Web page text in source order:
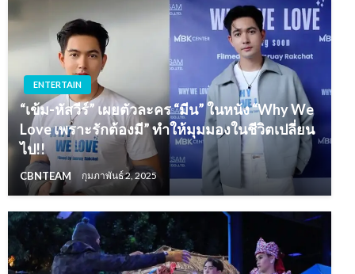
ENTERTAIN
“เข้ม-หัสวีร์” เผยตัวละคร “มีน” ในหนัง “Why We
Love เพราะรักต้องมี” ทำให้มุมมองในชีวิตเปลี่ยน
ไป!!
CBNTEAM กุมภาพันธ์ 2, 2025